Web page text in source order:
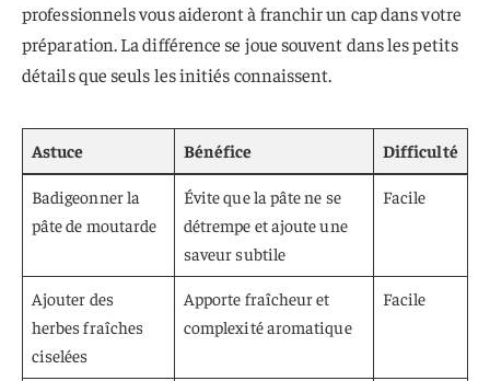
professionnels vous aideront à franchir un cap dans votre
préparation. La différence se joue souvent dans les petits
détails que seuls les initiés connaissent.
Astuce Bénéfice Difficulté
Badigeonner la
pâte de moutarde
Évite que la pâte ne se
détrempe et ajoute une
saveur subtile
Facile
Ajouter des
herbes fraîches
ciselées
Apporte fraîcheur et
complexité aromatique
Facile